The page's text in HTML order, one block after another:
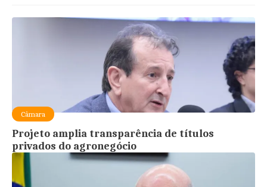
Câmara
Projeto amplia transparência de títulos
privados do agronegócio